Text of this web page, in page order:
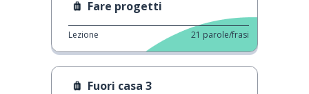
Fare progetti
Lezione 21 parole/frasi
Fuori casa 3